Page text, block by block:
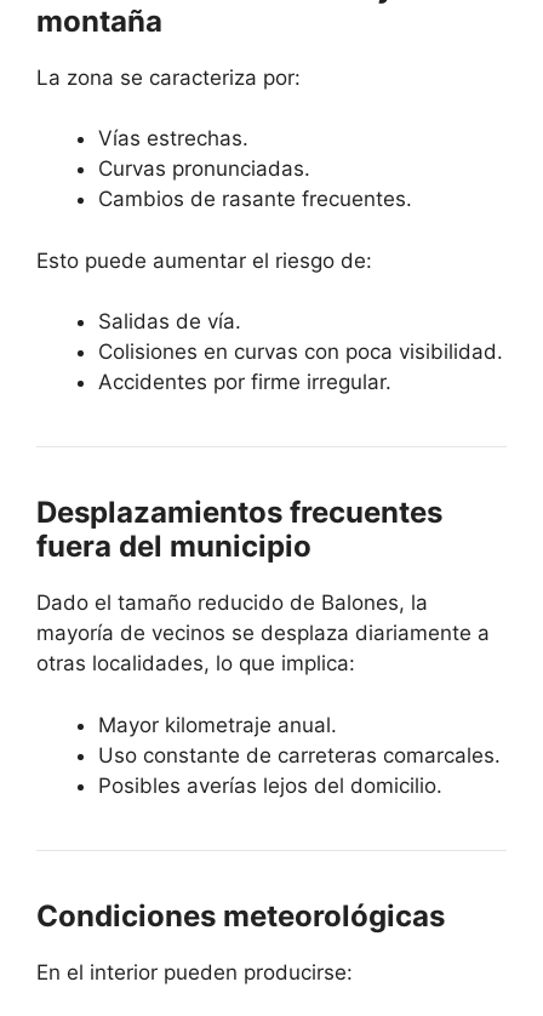
montaña
La zona se caracteriza por:
Vías estrechas.
Curvas pronunciadas.
Cambios de rasante frecuentes.
Esto puede aumentar el riesgo de:
Salidas de vía.
Colisiones en curvas con poca visibilidad.
Accidentes por firme irregular.
Desplazamientos frecuentes
fuera del municipio
Dado el tamaño reducido de Balones, la
mayoría de vecinos se desplaza diariamente a
otras localidades, lo que implica:
Mayor kilometraje anual.
Uso constante de carreteras comarcales.
Posibles averías lejos del domicilio.
Condiciones meteorológicas
En el interior pueden producirse: